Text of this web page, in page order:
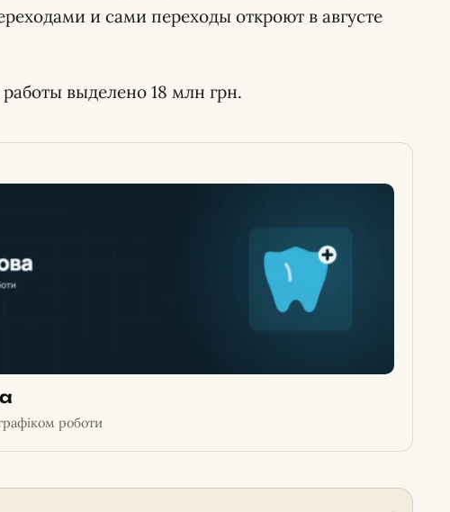
и сами переходы откроют в августе
выделено 18 млн грн.
роботи